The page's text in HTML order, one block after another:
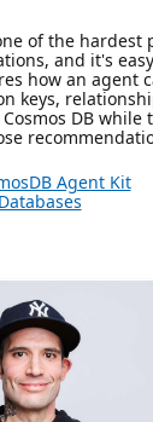
of the hardest
and it's
how an agent
keys,
DB while
Agent Kit